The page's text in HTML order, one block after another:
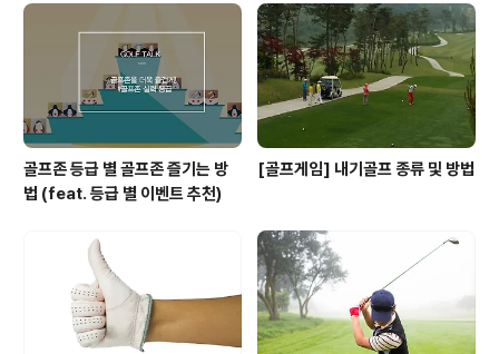
골프존 등급 별 골프존 즐기는 방
법 (feat. 등급 별 이벤트 추천)
[골프게임] 내기골프 종류 및 방법